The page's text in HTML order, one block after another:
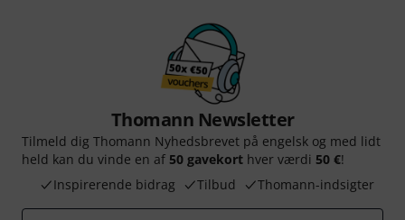
Thomann Newsletter
Tilmeld dig Thomann Nyhedsbrevet på engelsk og med lidt
held kan du vinde en af 50 gavekort hver værdi 50 €!
Inspirerende bidrag
Tilbud Thomann-indsigter